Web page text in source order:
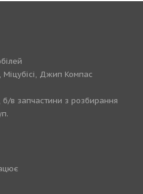
Джип Компас
в запчастини з розбирання